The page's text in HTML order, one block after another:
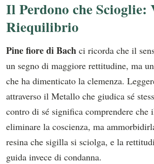
Il Perdono che Scioglie:
Riequilibrio
Pine fiore di Bach ci ricorda che il
un segno di maggiore rettitudine, ma
che ha dimenticato la clemenza.
attraverso il Metallo che giudica sé
contro di sé significa comprendere che
eliminare la coscienza, ma
resina che sigilla si sciolga, e la
guida invece di condanna.